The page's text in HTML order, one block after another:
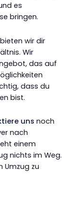
es
bringen.
bieten wir dir
Wir
das auf
dass du
bist.
uns noch
nach
einem
nichts im Weg.
Umzug zu